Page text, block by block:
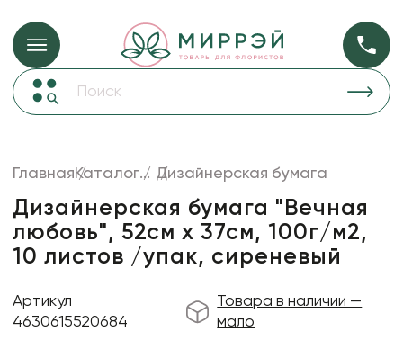
Упаковка для цветов и подарков Упаковка для
Пленка
прозрачная
Декор для дома
Лента
Пакеты для цветов и подарков
ГлавнаяКаталог... Дизайнерская бумага
Дизайнерская бумага "Вечная
любовь", 52см х 37см, 100г/м2,
10 листов /упак, сиреневый
Артикул
4630615520684
Товара в наличии —
мало